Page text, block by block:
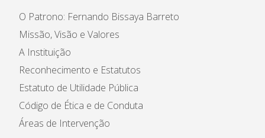
O Patrono: Fernando Bissaya Barreto
Missão, Visão e Valores
A Instituição
Reconhecimento e Estatutos
Estatuto de Utilidade Pública
Código de Ética e de Conduta
Áreas de Intervenção